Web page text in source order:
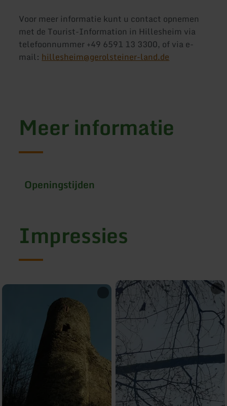
Voor meer informatie kunt u contact opnemen
met de Tourist-Information in Hillesheim via
telefoonnummer +49 6591 13 3300, of via e-
mail: hillesheim@gerolsteiner-land.de
Meer informatie
Openingstijden
Impressies